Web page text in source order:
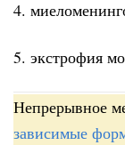
4.
5. экстрофия
Непрерывное
зависимые